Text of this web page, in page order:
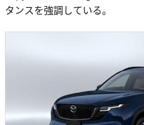
タンスを強調している。